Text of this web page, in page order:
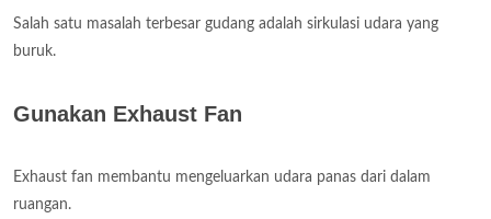
Salah satu masalah terbesar gudang adalah sirkulasi udara yang
buruk.
Gunakan Exhaust Fan
Exhaust fan membantu mengeluarkan udara panas dari dalam
ruangan.